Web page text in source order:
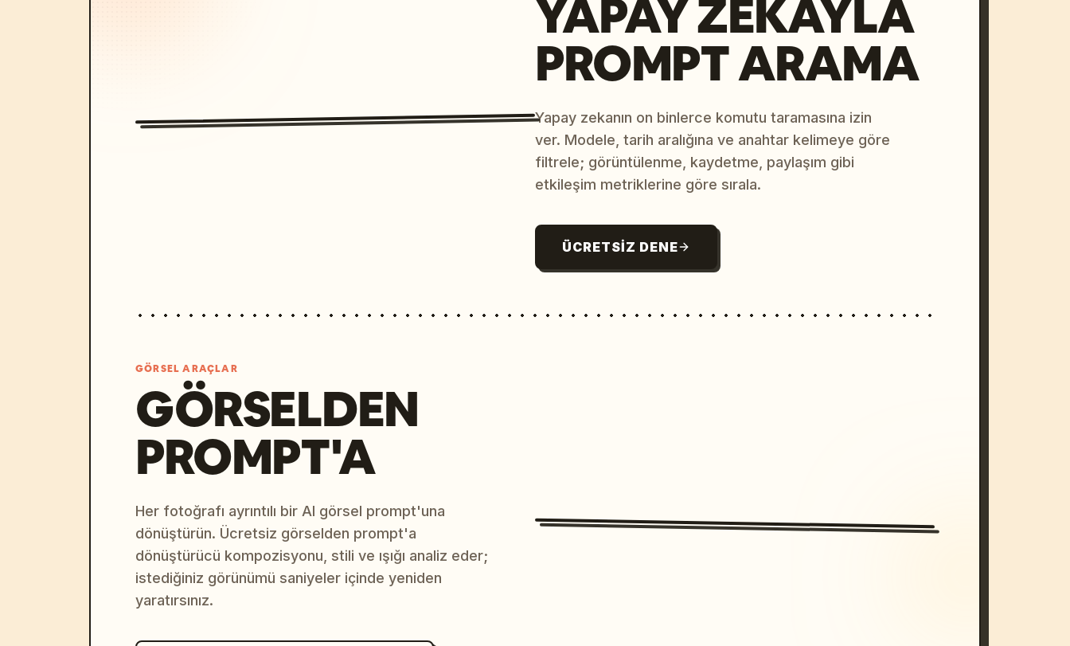
YAPAY ZEKAYLA
PROMPT ARAMA
Yapay zekanın on binlerce komutu taramasına izin
ver. Modele, tarih aralığına ve anahtar kelimeye göre
filtrele; görüntülenme, kaydetme, paylaşım gibi
etkileşim metriklerine göre sırala.
ÜCRETSIZ DENE
GÖRSEL ARAÇLAR
GÖRSELDEN
PROMPT'A
Her fotoğrafı ayrıntılı bir AI görsel prompt'una
dönüştürün. Ücretsiz görselden prompt'a
dönüştürücü kompozisyonu, stili ve ışığı analiz eder;
istediğiniz görünümü saniyeler içinde yeniden
yaratırsınız.